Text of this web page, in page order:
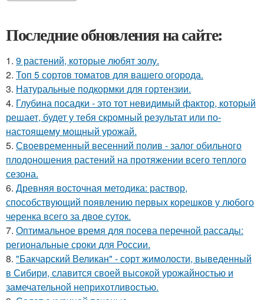
Последние обновления на сайте:
1. 9 растений, которые любят золу.
2. Топ 5 сортов томатов для вашего огорода.
3. Натуральные подкормки для гортензии.
4. Глубина посадки - это тот невидимый фактор, который
решает, будет у тебя скромный результат или по-
настоящему мощный урожай.
5. Своевременный весенний полив - залог обильного
плодоношения растений на протяжении всего теплого
сезона.
6. Древняя восточная методика: раствор,
способствующий появлению первых корешков у любого
черенка всего за двое суток.
7. Оптимальное время для посева перечной рассады:
региональные сроки для России.
8. "Бакчарский Великан" - сорт жимолости, выведенный
в Сибири, славится своей высокой урожайностью и
замечательной неприхотливостью.